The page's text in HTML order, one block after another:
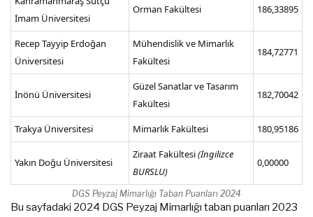
İmam Üniversitesi
Orman Fakültesi 186,33895
Recep Tayyip Erdoğan
Üniversitesi
Mühendislik ve Mimarlık
Fakültesi
184,72771
İnönü Üniversitesi
Güzel Sanatlar ve Tasarım
Fakültesi
182,70042
Trakya Üniversitesi Mimarlık Fakültesi 180,95186
Yakın Doğu Üniversitesi
Ziraat Fakültesi(İngilizce
BURSLU)
0,00000
DGS Peyzaj Mimarlığı Taban Puanları 2024
Bu sayfadaki 2024 DGS Peyzaj Mimarlığı taban puanları 2023